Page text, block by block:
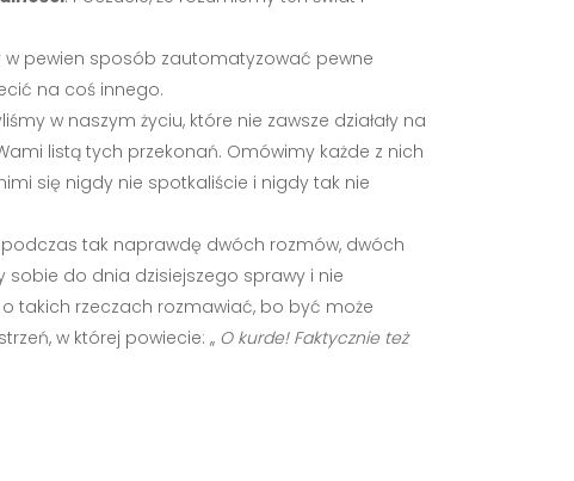
w pewien sposób zautomatyzować pewne
na coś innego.
w naszym życiu, które nie zawsze działały na
listą tych przekonań. Omówimy każde z nich
się nigdy nie spotkaliście i nigdy tak nie
tak naprawdę dwóch rozmów, dwóch
sobie do dnia dzisiejszego sprawy i nie
takich rzeczach rozmawiać, bo być może
w której powiecie: ,, O kurde! Faktycznie też